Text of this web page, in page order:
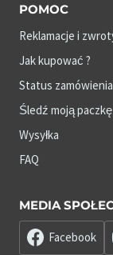
POMOC
Reklamacje i
Jak kupować ?
Status zamówienia
Śledź moją paczkę
Wysyłka
FAQ
MEDIA
Facebook